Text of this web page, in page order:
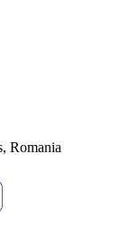
Romania